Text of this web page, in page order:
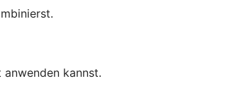
kannst.